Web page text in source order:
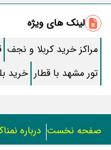
اصول نگهداری صحیح پرنده
طرز تهیه “کوکو سیب زمینی”
متن زیارت عاشورا بدون
دانه های خشخاش با خواصی
سوره یاسین صوتی + متن
اسم برای کانال تلگرام، یوتیوب و روبیکا | 300 اسم
لینک های ویژه
مراکز خرید کربلا و نجف
تور مشهد با قطار خرید
صفحه نخست درباره